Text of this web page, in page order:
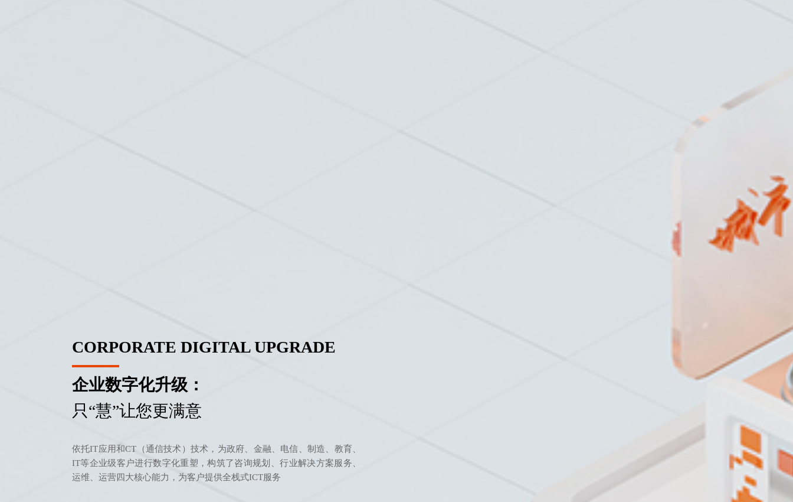
CORPORATE DIGITAL UPGRADE
企业数字化升级：
只“慧”让您更满意
依托IT应用和CT（通信技术）技术，为政府、金融、电信、制造、教育、
IT等企业级客户进行数字化重塑，构筑了咨询规划、行业解决方案服务、
运维、运营四大核心能力，为客户提供全栈式ICT服务